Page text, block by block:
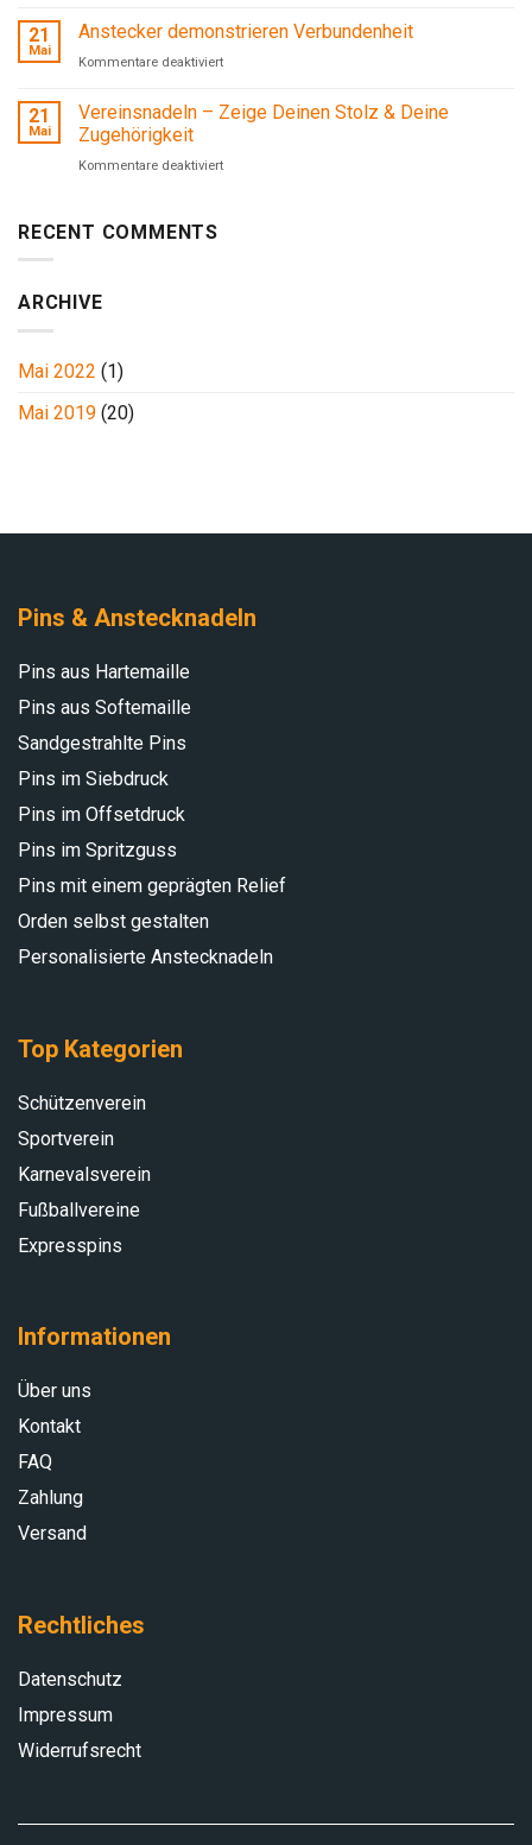
nur
dekorative
Accessoires
richtigen
Pins
den
21
Mai
Anstecker demonstrieren Verbundenheit
Kommentare deaktiviertfür
demonstrieren
21
Mai
Vereinsnadeln – Zeige Deinen Stolz & Deine
Zugehörigkeit
Kommentare deaktiviertfür
RECENT COMMENTS
ARCHIVE
Mai 2022 (1)
Mai 2019 (20)
Pins & Anstecknadeln
Pins aus Hartemaille
Pins aus Softemaille
Sandgestrahlte Pins
Pins im Siebdruck
Pins im Offsetdruck
Pins im Spritzguss
Pins mit einem geprägten Relief
Orden selbst gestalten
Personalisierte Anstecknadeln
Top Kategorien
Schützenverein
Sportverein
Karnevalsverein
Fußballvereine
Expresspins
Informationen
Über uns
Kontakt
FAQ
Zahlung
Versand
Rechtliches
Datenschutz
Impressum
Widerrufsrecht